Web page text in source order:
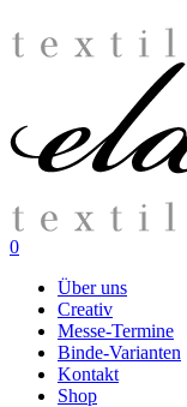
search
0
Über uns
Creativ
Messe-Termine
Binde-Varianten
Kontakt
Shop